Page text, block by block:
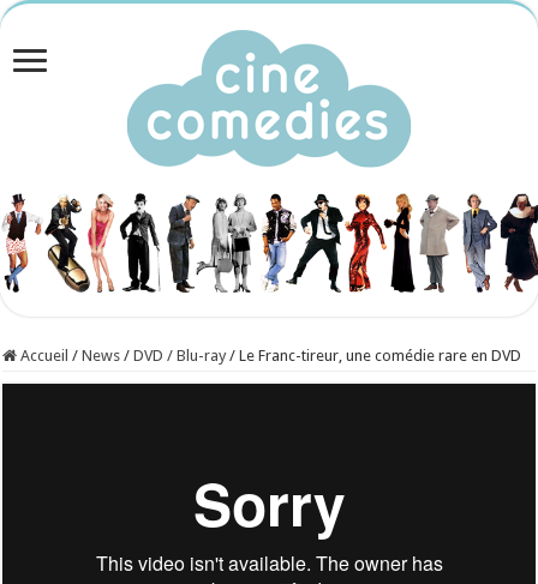
Accueil / News / DVD / Blu-ray / Le Franc-tireur, une comédie rare en DVD